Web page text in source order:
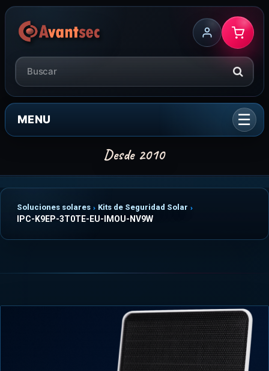
MENU
Soluciones solares Kits de Seguridad Solar
IPC-K9EP-3T0TE-EU-IMOU-NV9W